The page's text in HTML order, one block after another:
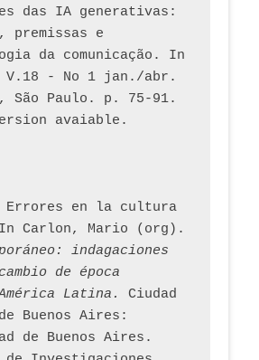
das IA generativas:
premissas e
da comunicação. In
V.18 - No 1 jan./abr.
São Paulo. p. 75-91.
avaiable.
Errores en la cultura
indagaciones
de época
Latina.
Ciudad
Buenos Aires:
de Buenos Aires.